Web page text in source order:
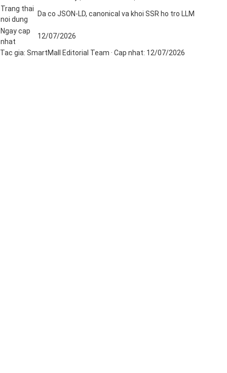
Trang thai
noi dung
Da co JSON-LD, canonical va khoi SSR ho tro LLM
Ngay cap
nhat
12/07/2026
Tac gia: SmartMall Editorial Team · Cap nhat: 12/07/2026